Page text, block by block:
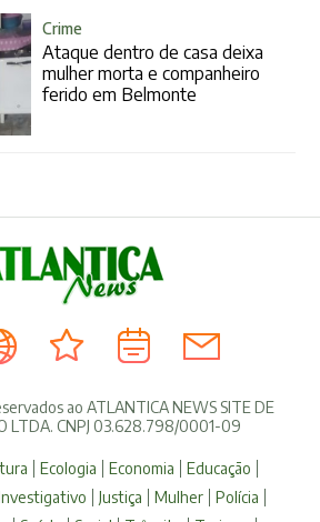
Crime
Ataque dentro de casa deixa
mulher morta e companheiro
ferido em Belmonte
ao ATLANTICA NEWS SITE DE
LTDA. CNPJ 03.628.798/0001-09
Ecologia Economia
Educação
Investigativo Justiça Mulher
Polícia